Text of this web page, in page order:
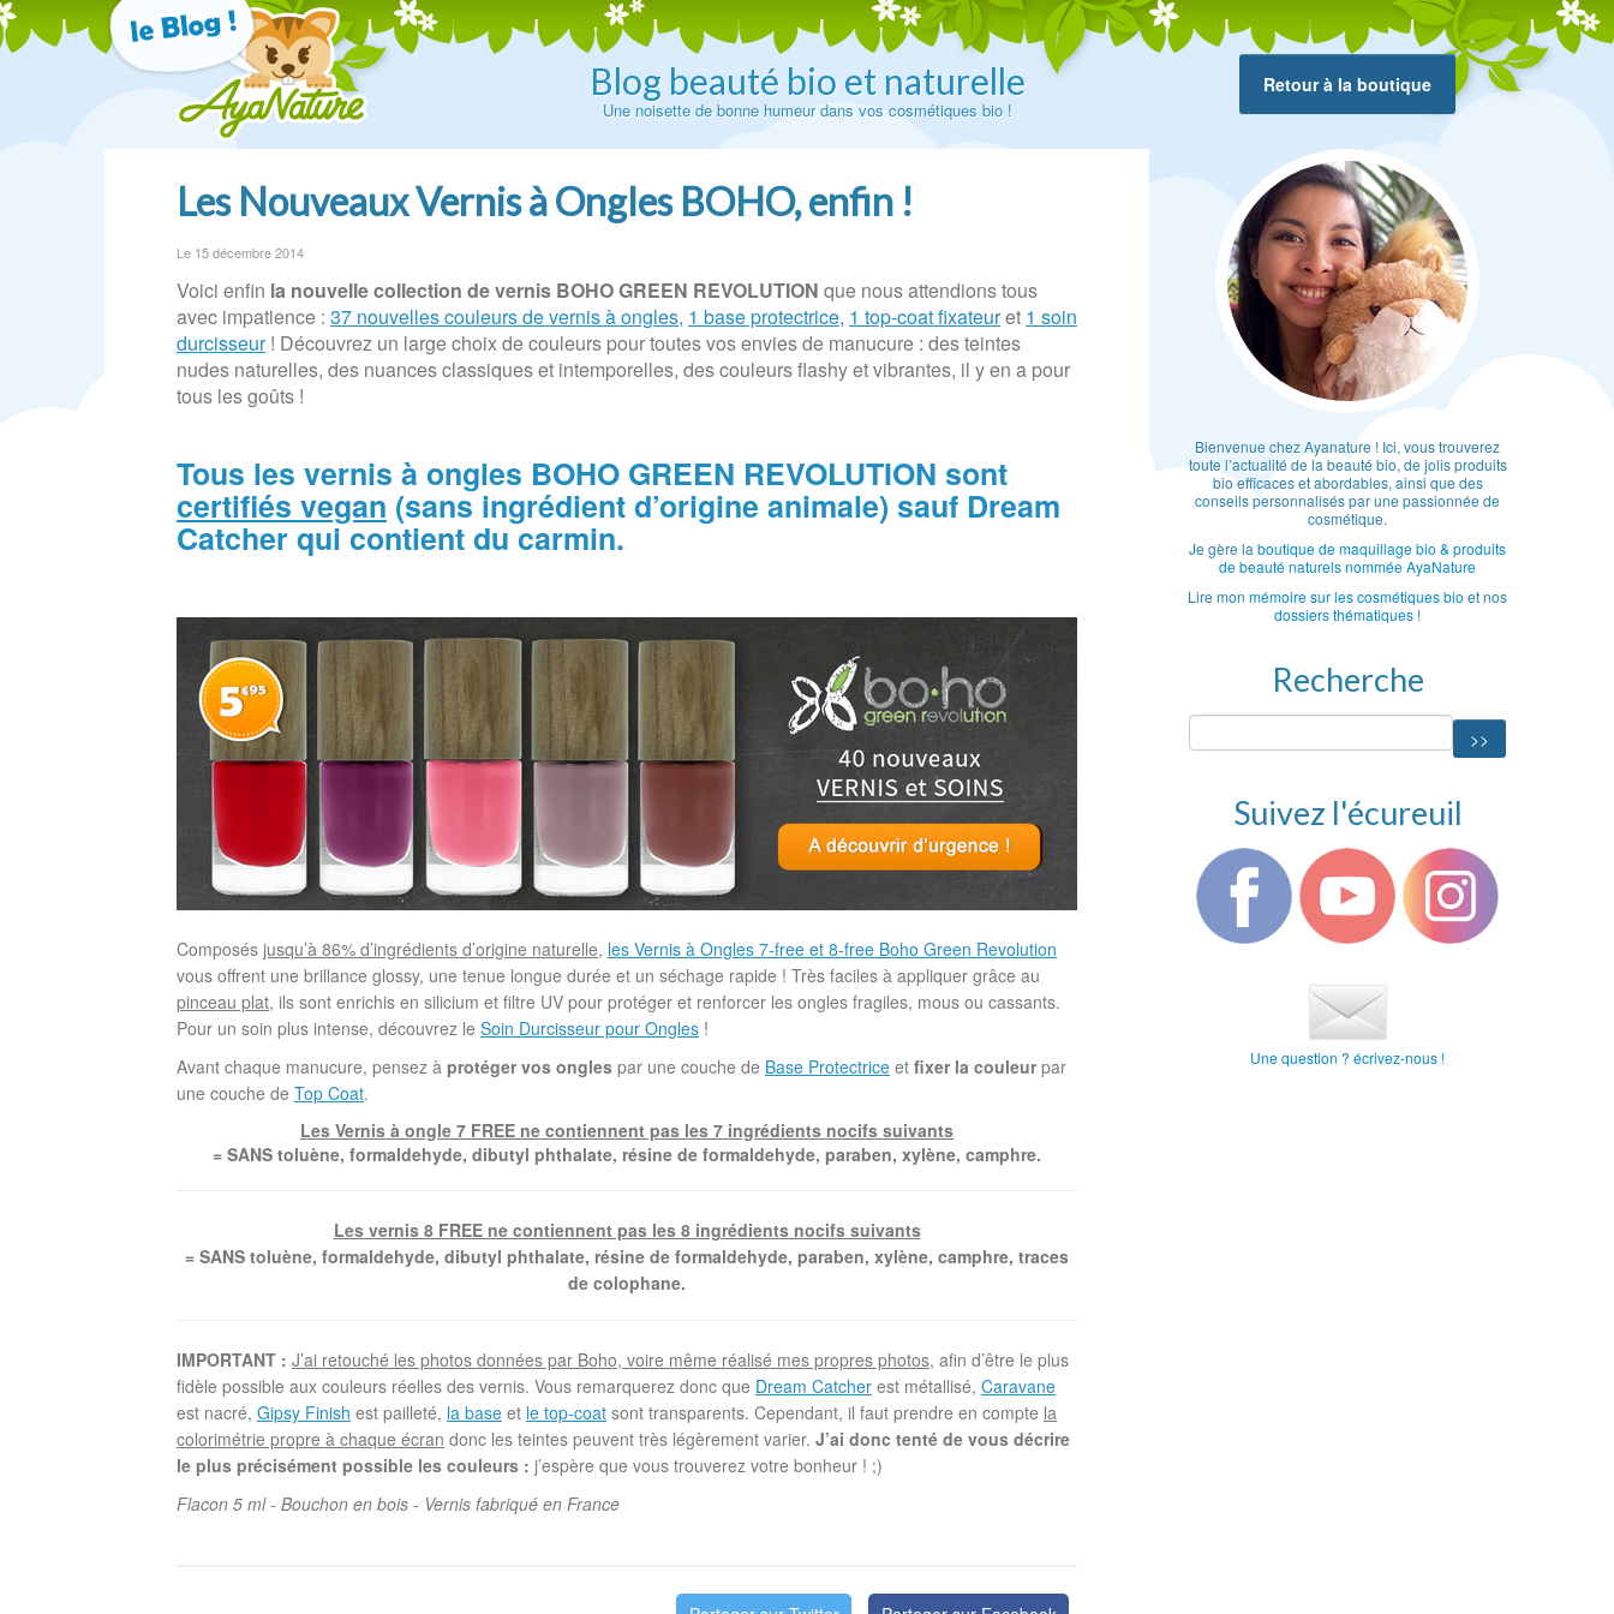
Blog beauté bio et naturelle
Une noisette de bonne humeur dans vos cosmétiques bio !
Retour à la boutique
Les Nouveaux Vernis à Ongles BOHO, enfin !
Le 15 décembre 2014
Voici enfin la nouvelle collection de vernis BOHO GREEN REVOLUTION que nous attendions tous
avec impatience : 37 nouvelles couleurs de vernis à ongles, 1 base protectrice, 1 top-coat fixateuret 1 soin
durcisseur! Découvrez un large choix de couleurs pour toutes vos envies de manucure : des teintes
nudes naturelles, des nuances classiques et intemporelles, des couleurs flashy et vibrantes, il y en a pour
tous les goûts !
Tous les vernis à ongles BOHO GREEN REVOLUTION sont
certifiés vegan (sans ingrédient d’origine animale) sauf Dream
Catcher qui contient du carmin.
Composés jusqu’à 86% d’ingrédients d’origine naturelle, les Vernis à Ongles 7-free et 8-free Boho Green Revolution
vous offrent une brillance glossy, une tenue longue durée et un séchage rapide ! Très faciles à appliquer grâce au
pinceau plat, ils sont enrichis en silicium et filtre UV pour protéger et renforcer les ongles fragiles, mous ou cassants.
Pour un soin plus intense, découvrez le Soin Durcisseur pour Ongles !
Avant chaque manucure, pensez à protéger vos ongles par une couche de Base Protectrice et fixer la couleur par
une couche de Top Coat.
Les Vernis à ongle 7 FREE ne contiennent pas les 7 ingrédients nocifs suivants
= SANS toluène, formaldehyde, dibutyl phthalate, résine de formaldehyde, paraben, xylène, camphre.
Les vernis 8 FREE ne contiennent pas les 8 ingrédients nocifs suivants
= SANS toluène, formaldehyde, dibutyl phthalate, résine de formaldehyde, paraben, xylène, camphre, traces
de colophane.
IMPORTANT : J’ai retouché les photos données par Boho, voire même réalisé mes propres photos, afin d’être le plus
fidèle possible aux couleurs réelles des vernis. Vous remarquerez donc que Dream Catcher est métallisé, Caravane
est nacré, Gipsy Finish est pailleté, la base et le top-coat sont transparents. Cependant, il faut prendre en compte la
colorimétrie propre à chaque écran donc les teintes peuvent très légèrement varier. J’ai donc tenté de vous décrire
le plus précisément possible les couleurs : j’espère que vous trouverez votre bonheur ! ;)
Flacon 5 ml - Bouchon en bois - Vernis fabriqué en France
Bienvenue chez Ayanature ! Ici, vous trouverez
toute l’actualité de la beauté bio, de jolis produits
bio efficaces et abordables, ainsi que des
conseils personnalisés par une passionnée de
cosmétique.
Je gère la boutique de maquillage bio & produits
de beauté naturels nommée AyaNature
Lire mon mémoire sur les cosmétiques bio et nos
dossiers thématiques !
Recherche
Suivez l'écureuil
Une question ? écrivez-nous !